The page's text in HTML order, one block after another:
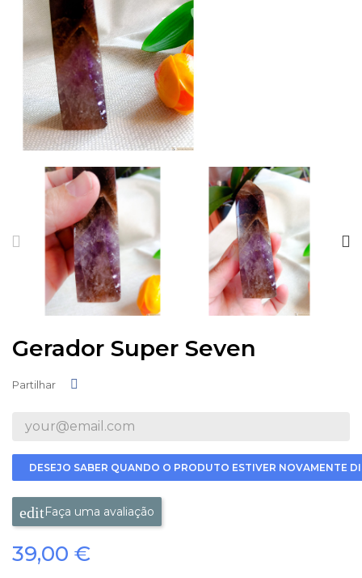
Gerador Super Seven
Partilhar
DESEJO SABER QUANDO O PRODUTO ESTIVER NOVAMENTE
Faça uma avaliação
39,00 €